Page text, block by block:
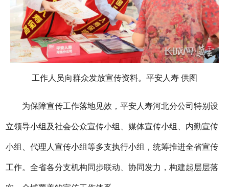
工作人员向群众发放宣传资料。平安人寿 供图
为保障宣传工作落地见效，平安人寿河北分公司特别设
立领导小组及社会公众宣传小组、媒体宣传小组、内勤宣传
小组、代理人宣传小组等多支执行小组，统筹推进全省宣传
工作。全省各分支机构同步联动、协同发力，构建起层层落